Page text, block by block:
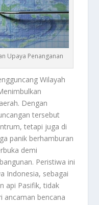
Upaya Penanganan
Wilayah
Dengan
tersebut
tetapi juga di
panik berhamburan
demi
Peristiwa ini
Indonesia, sebagai
api Pasifik, tidak
ancaman bencana